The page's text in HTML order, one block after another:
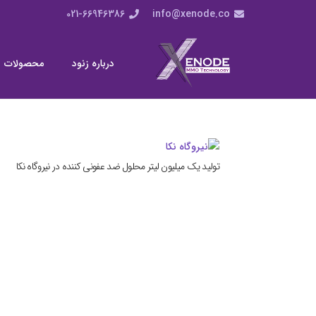
info@xenode.co
021-66946386
درباره زنود محصولات
تولید یک میلیون لیتر محلول ضد عفونی کننده در نیروگاه نکا